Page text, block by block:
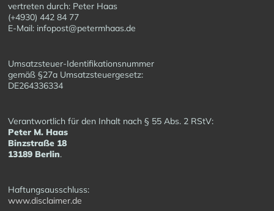
vertreten durch: Peter Haas
(+4930) 442 84 77
E-Mail: infopost@petermhaas.de
Umsatzsteuer-Identifikationsnummer
gemäß §27a Umsatzsteuergesetz:
DE264336334
Verantwortlich für den Inhalt nach § 55 Abs. 2 RStV:
Peter M. Haas
Binzstraße 18
13189 Berlin.
Haftungsausschluss:
www.disclaimer.de